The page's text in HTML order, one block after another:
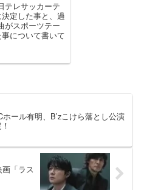
テレサッカーテ
定した事と、過
がスポーツテー
について書いて
ホール有明、B’zこけら落とし公演
「ラス